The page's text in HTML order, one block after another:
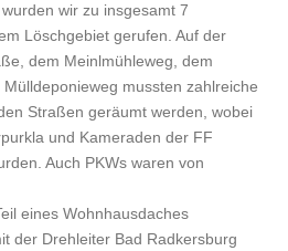
wir zu insgesamt 7
Löschgebiet gerufen. Auf der
dem Meinlmühleweg, dem
mussten zahlreiche
Straßen geräumt werden, wobei
und Kameraden der FF
Auch PKWs waren von
eines Wohnhausdaches
der Drehleiter Bad Radkersburg